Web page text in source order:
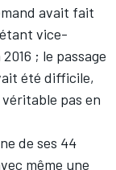
avait fait
vice-
; le passage
été difficile,
pas en
de ses 44
même une